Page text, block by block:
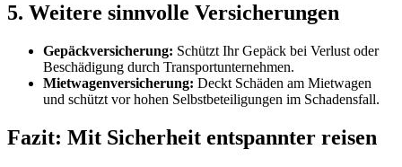
5. Weitere sinnvolle Versicherungen
Gepäckversicherung: Schützt Ihr Gepäck bei Verlust oder
Beschädigung durch Transportunternehmen.
Mietwagenversicherung: Deckt Schäden am Mietwagen
und schützt vor hohen Selbstbeteiligungen im Schadensfall.
Fazit: Mit Sicherheit entspannter reisen